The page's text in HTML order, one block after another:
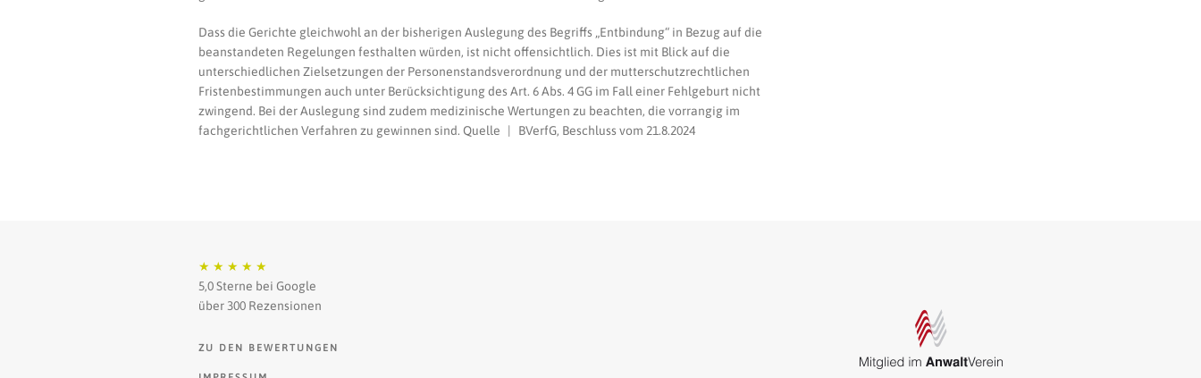
Dass die Gerichte gleichwohl an der bisherigen Auslegung des Begriffs „Entbindung“ in Bezug auf die
beanstandeten Regelungen festhalten würden, ist nicht offensichtlich. Dies ist mit Blick auf die
unterschiedlichen Zielsetzungen der Personenstandsverordnung und der mutterschutzrechtlichen
Fristenbestimmungen auch unter Berücksichtigung des Art. 6 Abs. 4 GG im Fall einer Fehlgeburt nicht
zwingend. Bei der Auslegung sind zudem medizinische Wertungen zu beachten, die vorrangig im
fachgerichtlichen Verfahren zu gewinnen sind. Quelle | BVerfG, Beschluss vom 21.8.2024
★ ★ ★ ★ ★
5,0 Sterne bei Google
über 300 Rezensionen
ZU DEN BEWERTUNGEN